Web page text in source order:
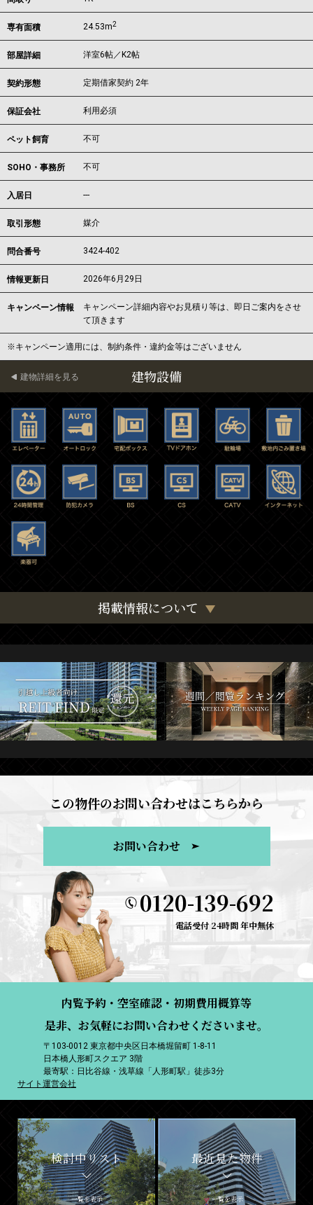
専有面積 24.53m2
部屋詳細 洋室6帖／K2帖
契約形態 定期借家契約 2年
保証会社 利用必須
ペット飼育 不可
SOHO・事務所 不可
入居日 ---
取引形態 媒介
問合番号 3424-402
情報更新日 2026年6月29日
キャンペーン情報
キャンペーン詳細内容やお見積り等は、即日ご案内をさせ
て頂きます
※キャンペーン適用には、制約条件・違約金等はございません
建物設備
建物詳細を見る
掲載情報について
この物件のお問い合わせはこちらから
お問い合わせ
0120-139-692
電話受付 24時間 年中無休
内覧予約・空室確認・初期費用概算等
是非、お気軽にお問い合わせくださいませ。
〒103-0012 東京都中央区日本橋堀留町 1-8-11
日本橋人形町スクエア 3階
最寄駅：日比谷線・浅草線「人形町駅」徒歩3分
サイト運営会社
検討中リスト
一覧を表示
最近見た物件
一覧を表示